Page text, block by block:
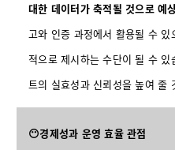
대한 데이터가 축적될 것으로 예
고와 인증 과정에서 활용될 수
적으로 제시하는 수단이 될 수
트의 실효성과 신뢰성을 높여 줄
😶경제성과 운영 효율 관점